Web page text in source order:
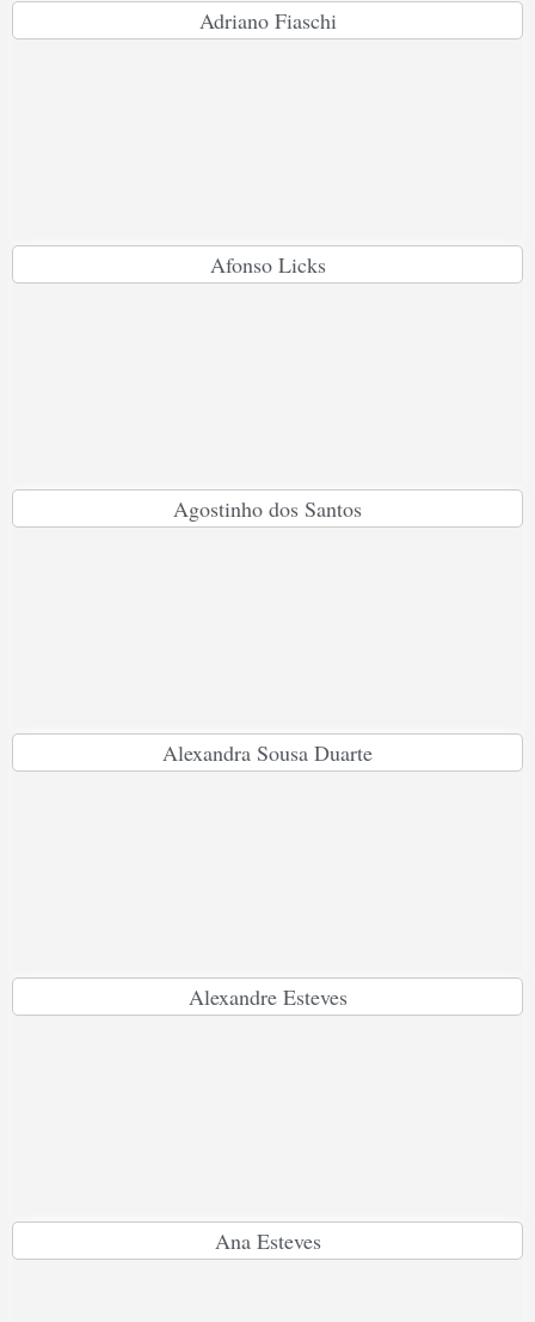
Adriano Fiaschi
Afonso Licks
Agostinho dos Santos
Alexandra Sousa Duarte
Alexandre Esteves
Ana Esteves